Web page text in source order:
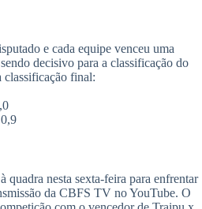
e cada equipe venceu uma
decisivo para a classificação do
final:
quadra nesta sexta-feira para enfrentar
da CBFS TV no YouTube. O